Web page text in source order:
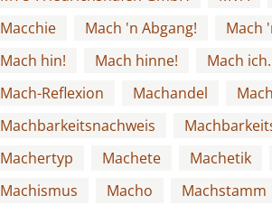
Macchie
Mach 'n Abgang! Mach
Mach hin!
Mach hinne! Mach ich.
Mach-Reflexion
Machandel
Machbarkeitsnachweis
Machertyp
Machete Machetik
Machismus
Macho Machstamm